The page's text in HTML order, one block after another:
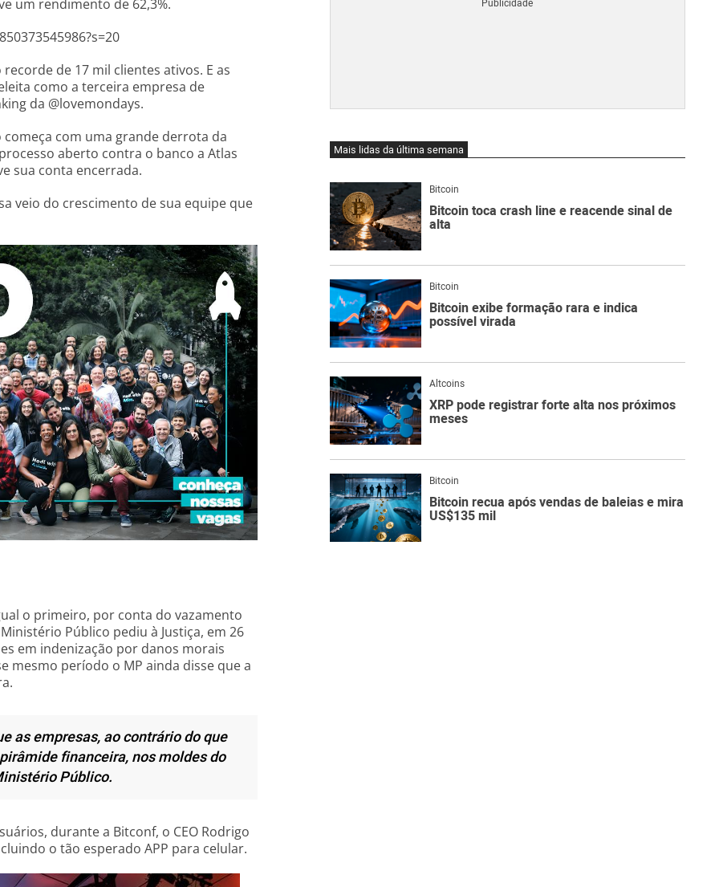
um rendimento de 62,3%.
de 17 mil clientes ativos. E as
como a terceira empresa de
da @lovemondays.
com uma grande derrota da
aberto contra o banco a Atlas
sua conta encerrada.
veio do crescimento de sua equipe que
o primeiro, por conta do vazamento
Público pediu à Justiça, em 26
em indenização por danos morais
mesmo período o MP ainda disse que a
as empresas, ao contrário do que
financeira, nos moldes do
Público.
durante a Bitconf, o CEO Rodrigo
o tão esperado APP para celular.
Mais lidas da última semana
Bitcoin
Bitcoin toca crash line e reacende sinal de
alta
Bitcoin
Bitcoin exibe formação rara e indica
possível virada
Altcoins
XRP pode registrar forte alta nos próximos
meses
Bitcoin
Bitcoin recua após vendas de baleias e mira
US$135 mil